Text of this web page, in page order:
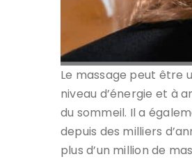
Le massage peut être
niveau d’énergie et à
du sommeil. Il a
depuis des milliers
plus d’un million de